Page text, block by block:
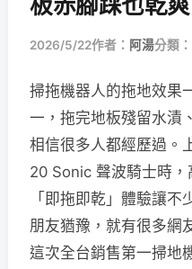
2026/5/22作者： 阿湯分類：
掃拖機器人的拖地效果
一，拖完地板殘留水漬
相信很多人都經歷過。
20 Sonic 聲波騎士時
「即拖即乾」體驗讓
朋友猶豫，就有很多網
這次全台銷售第一掃地